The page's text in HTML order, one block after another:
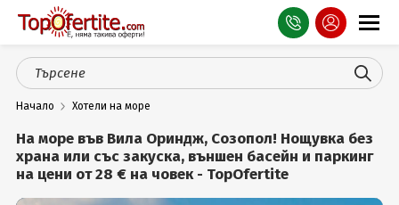
Оферти
СПА
Планина
Начало Хотели на море
На море във Вила Ориндж, Созопол! Нощувка без
храна или със закуска, външен басейн и паркинг
на цени от 28 € на човек - TopOfertite